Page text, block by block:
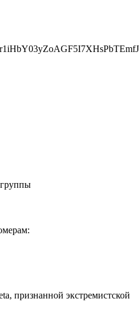
признанной экстремистской